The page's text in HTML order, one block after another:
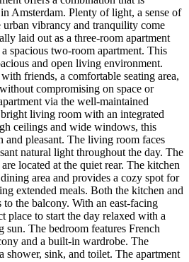
Amsterdam. Plenty of light, a sense of
urban vibrancy and tranquility come
laid out as a three-room apartment
spacious two-room apartment. This
and open living environment.
friends, a comfortable seating area,
compromising on space or
via the well-maintained
living room with an integrated
ceilings and wide windows, this
and pleasant. The living room faces
natural light throughout the day. The
located at the quiet rear. The kitchen
area and provides a cozy spot for
extended meals. Both the kitchen and
to the balcony. With an east-facing
place to start the day relaxed with a
The bedroom features French
and a built-in wardrobe. The
shower, sink, and toilet. The apartment